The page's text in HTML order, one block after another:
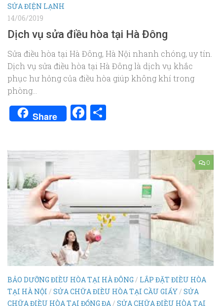
SỬA ĐIỆN LẠNH
14/06/2019
Dịch vụ sửa điều hòa tại Hà Đông
Sửa điều hòa tại Hà Đông, Hà Nội nhanh chóng, uy tín.
Dịch vụ sửa điều hòa tại Hà Đông là dịch vụ khắc
phục hư hỏng của điều hòa giúp không khí trong
phòng...
Share Facebook
0
BẢO DƯỠNG ĐIỀU HÒA TẠI HÀ ĐÔNG / LẮP ĐẶT ĐIỀU HÒA
TẠI HÀ NỘI / SỬA CHỮA ĐIỀU HÒA TẠI CẦU GIẤY/ SỬA
CHỮA ĐIỀU HÒA TẠI ĐỐNG ĐA/ SỬA CHỮA ĐIỀU HÒA TẠI